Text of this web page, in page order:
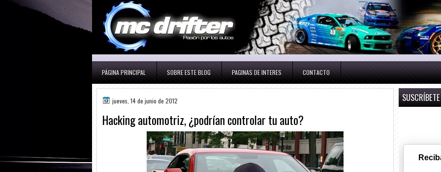
PÁGINA PRINCIPAL SOBRE ESTE BLOG PAGINAS DE INTERES CONTACTO
jueves, 14 de junio de 2012
Hacking automotriz, ¿podrían controlar tu auto?